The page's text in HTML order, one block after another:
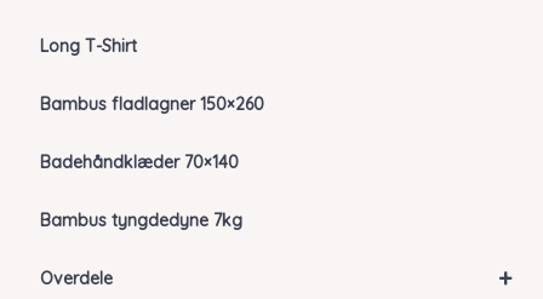
Long T-Shirt
Bambus fladlagner 150×260
Badehåndklæder 70×140
Bambus tyngdedyne 7kg
+
Overdele